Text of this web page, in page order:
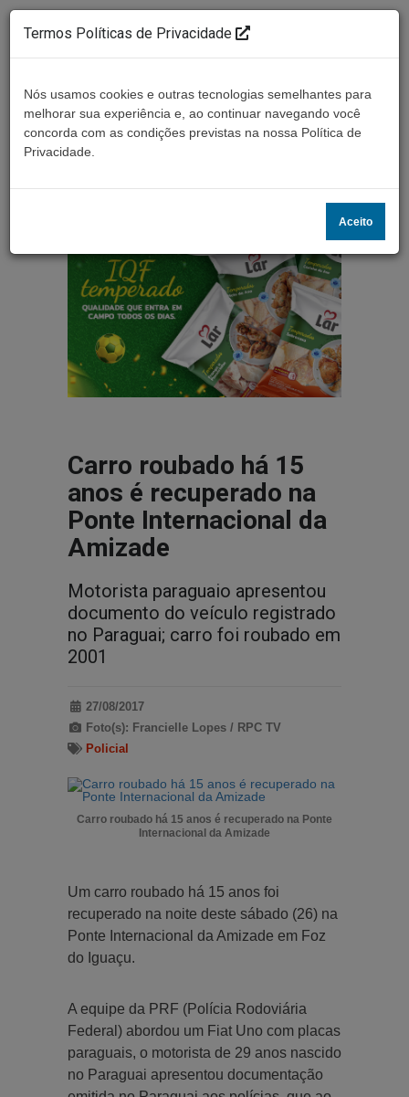
Carro roubado há 15
anos é recuperado na
Ponte Internacional da
Amizade
Motorista paraguaio apresentou
documento do veículo registrado
no Paraguai; carro foi roubado em
2001
27/08/2017
Foto(s): Francielle Lopes / RPC TV
Policial
Carro roubado há 15 anos é recuperado na Ponte
Internacional da Amizade
Um carro roubado há 15 anos foi
recuperado na noite deste sábado (26) na
Ponte Internacional da Amizade em Foz
do Iguaçu.
A equipe da PRF (Polícia Rodoviária
Federal) abordou um Fiat Uno com placas
paraguais, o motorista de 29 anos nascido
no Paraguai apresentou documentação
Termos Políticas de Privacidade
Nós usamos cookies e outras tecnologias semelhantes para
melhorar sua experiência e, ao continuar navegando você
concorda com as condições previstas na nossa Política de
Privacidade.
Aceito